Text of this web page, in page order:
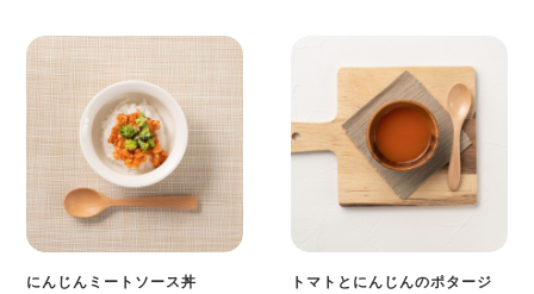
にんじんミートソース丼
トマトとにんじんのポタージ